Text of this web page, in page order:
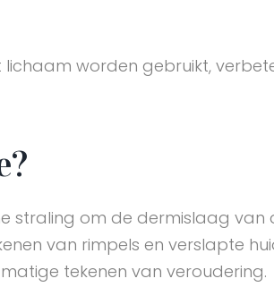
worden gebruikt,
straling om de dermislaag van
van rimpels en verslapte
tekenen van veroudering.